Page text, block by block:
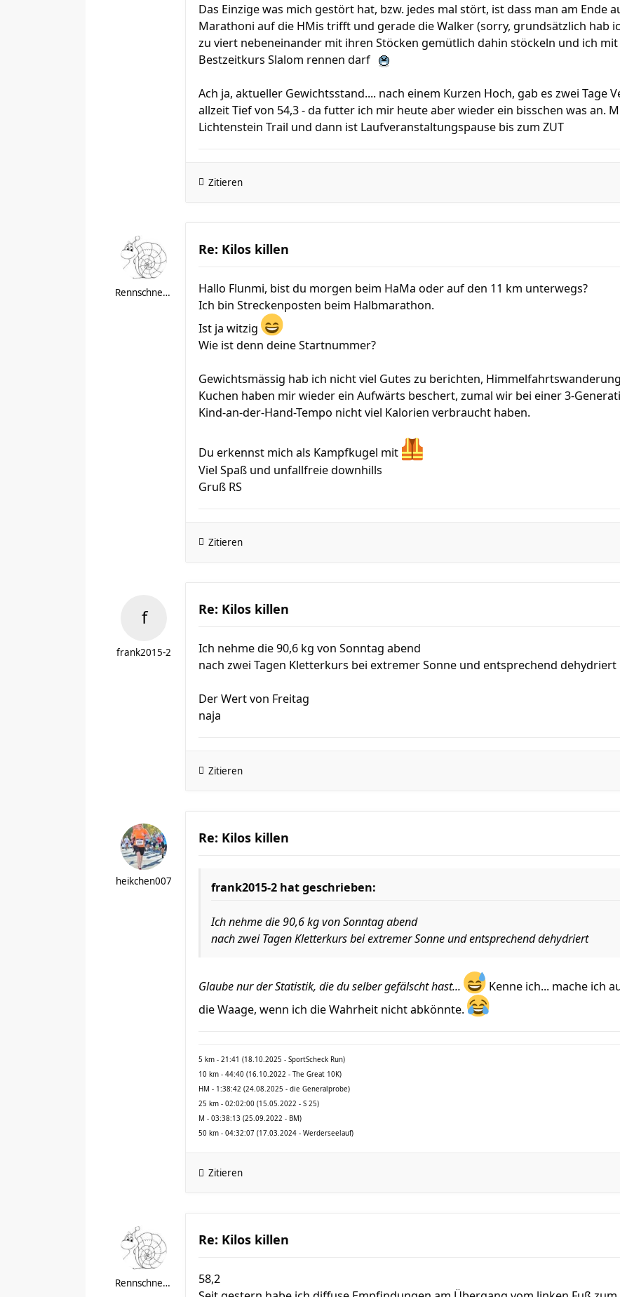
Das Einzige was mich gestört hat, bzw. jedes mal stört, ist dass man am Ende
Marathoni auf die HMis trifft und gerade die Walker (sorry, grundsätzlich hab
zu viert nebeneinander mit ihren Stöcken gemütlich dahin stöckeln und ich
Bestzeitkurs Slalom rennen darf
Ach ja, aktueller Gewichtsstand.... nach einem Kurzen Hoch, gab es zwei Tage
allzeit Tief von 54,3 - da futter ich mir heute aber wieder ein bisschen was an.
Lichtenstein Trail und dann ist Laufveranstaltungspause bis zum ZUT
Zitieren
Rennschnecke 156
Re: Kilos killen
Hallo Flunmi, bist du morgen beim HaMa oder auf den 11 km unterwegs?
Ich bin Streckenposten beim Halbmarathon.
Ist ja witzig
Wie ist denn deine Startnummer?
Gewichtsmässig hab ich nicht viel Gutes zu berichten,
Kuchen haben mir wieder ein Aufwärts beschert, zumal wir bei einer 3-
Kind-an-der-Hand-Tempo nicht viel Kalorien verbraucht haben.
Du erkennst mich als Kampfkugel mit
Viel Spaß und unfallfreie downhills
Gruß RS
Zitieren
frank2015-2
Re: Kilos killen
Ich nehme die 90,6 kg von Sonntag abend
nach zwei Tagen Kletterkurs bei extremer Sonne und entsprechend dehydriert
Der Wert von Freitag
naja
Zitieren
heikchen007
Re: Kilos killen
frank2015-2 hat geschrieben:
Ich nehme die 90,6 kg von Sonntag abend
nach zwei Tagen Kletterkurs bei extremer Sonne und entsprechend dehydriert
Glaube nur der Statistik, die du selber gefälscht hast...
Kenne ich... mache ich
die Waage, wenn ich die Wahrheit nicht abkönnte.
5 km - 21:41 (18.10.2025 - SportScheck Run)
10 km - 44:40 (16.10.2022 - The Great 10K)
HM - 1:38:42 (24.08.2025 - die Generalprobe)
25 km - 02:02:00 (15.05.2022 - S 25)
M - 03:38:13 (25.09.2022 - BM)
50 km - 04:32:07 (17.03.2024 - Werderseelauf)
Zitieren
Rennschnecke 156
Re: Kilos killen
58,2